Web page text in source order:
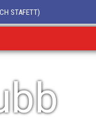
STAFETT)